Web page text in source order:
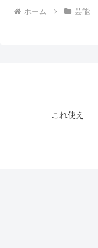
ホーム 芸能
これ使え